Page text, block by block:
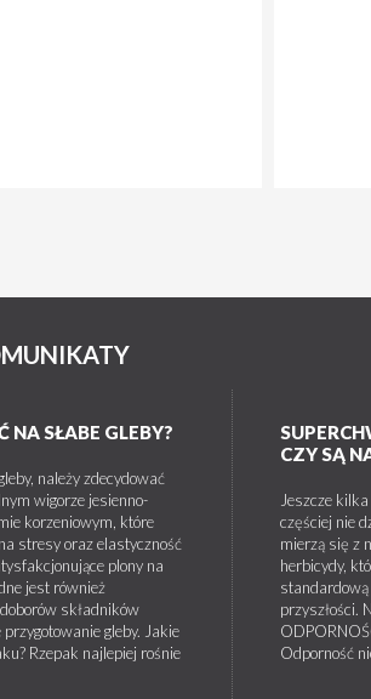
NA SŁABE GLEBY?
należy zdecydować
wigorze jesienno-
korzeniowym, które
stresy oraz elastyczność
plony na
jest również
składników
gleby. Jakie
Rzepak najlepiej rośnie
CZY SĄ
Jeszcze
częściej nie
mierzą się z
herbicydy,
standardową
przyszłości.
Odporność